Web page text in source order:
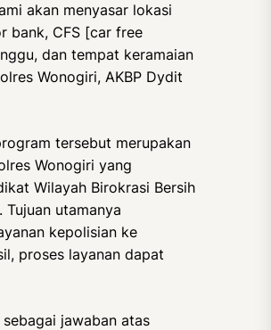
akan menyasar lokasi
bank, CFS [car free
dan tempat keramaian
Wonogiri, AKBP Dydit
tersebut merupakan
Wonogiri yang
Wilayah Birokrasi Bersih
Tujuan utamanya
kepolisian ke
proses layanan dapat
jawaban atas